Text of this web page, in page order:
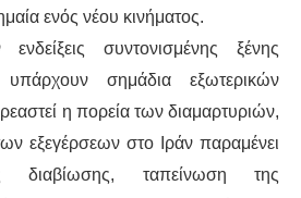
ενός νέου κινήματος.
συντονισμένης ξένης
σημάδια εξωτερικών
η πορεία των διαμαρτυριών,
εξεγέρσεων στο Ιράν παραμένει
διαβίωσης, ταπείνωση της